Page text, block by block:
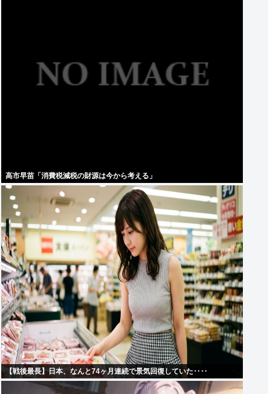
高市早苗「消費税減税の財源は今から考える」
【戦後最長】日本、なんと74ヶ月連続で景気回復していた‥‥